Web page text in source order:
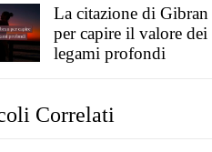
La citazione di Gibran
per capire il valore dei
legami profondi
Correlati